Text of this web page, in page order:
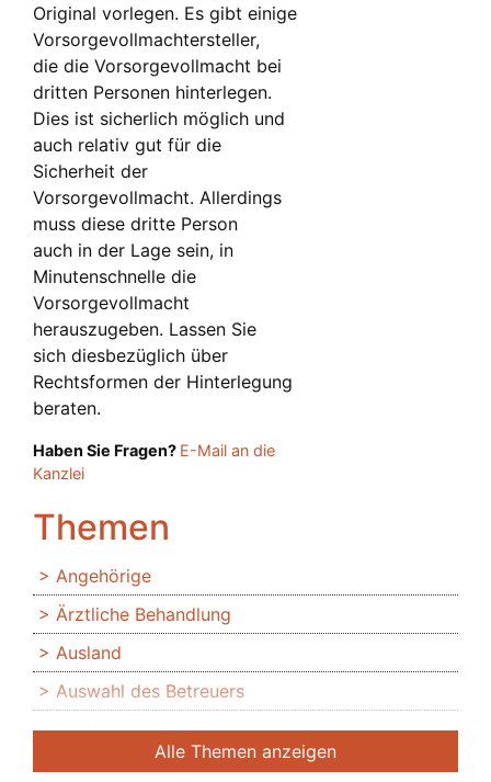
Original vorlegen. Es gibt einige
Vorsorgevollmachtersteller,
die die Vorsorgevollmacht bei
dritten Personen hinterlegen.
Dies ist sicherlich möglich und
auch relativ gut für die
Sicherheit der
Vorsorgevollmacht. Allerdings
muss diese dritte Person
auch in der Lage sein, in
Minutenschnelle die
Vorsorgevollmacht
herauszugeben. Lassen Sie
sich diesbezüglich über
Rechtsformen der Hinterlegung
beraten.
Haben Sie Fragen? E-Mail an die
Kanzlei
Themen
Angehörige
Ärztliche Behandlung
Ausland
Auswahl des Betreuers
Banken
Bedingte Vollmacht
Alle Themen anzeigen